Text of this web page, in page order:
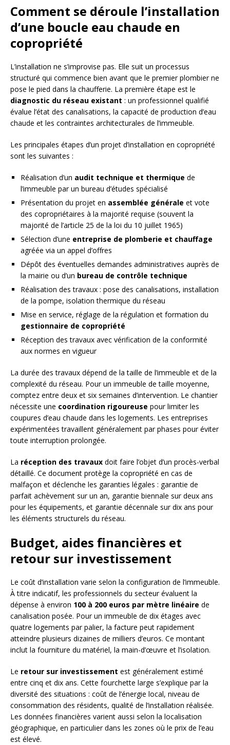
Comment se déroule l’installation
d’une boucle eau chaude en
copropriété
L’installation ne s’improvise pas. Elle suit un processus
structuré qui commence bien avant que le premier plombier ne
pose le pied dans la chaufferie. La première étape est le
diagnostic du réseau existant : un professionnel qualifié
évalue l’état des canalisations, la capacité de production d’eau
chaude et les contraintes architecturales de l’immeuble.
Les principales étapes d’un projet d’installation en copropriété
sont les suivantes :
Réalisation d’un audit technique et thermique de
l’immeuble par un bureau d’études spécialisé
Présentation du projet en assemblée générale et vote
des copropriétaires à la majorité requise (souvent la
majorité de l’article 25 de la loi du 10 juillet 1965)
Sélection d’une entreprise de plomberie et chauffage
agréée via un appel d’offres
Dépôt des éventuelles demandes administratives auprès de
la mairie ou d’un bureau de contrôle technique
Réalisation des travaux : pose des canalisations, installation
de la pompe, isolation thermique du réseau
Mise en service, réglage de la régulation et formation du
gestionnaire de copropriété
Réception des travaux avec vérification de la conformité
aux normes en vigueur
La durée des travaux dépend de la taille de l’immeuble et de la
complexité du réseau. Pour un immeuble de taille moyenne,
comptez entre deux et six semaines d’intervention. Le chantier
nécessite une coordination rigoureuse pour limiter les
coupures d’eau chaude dans les logements. Les entreprises
expérimentées travaillent généralement par phases pour éviter
toute interruption prolongée.
La réception des travaux doit faire l’objet d’un procès-verbal
détaillé. Ce document protège la copropriété en cas de
malfaçon et déclenche les garanties légales : garantie de
parfait achèvement sur un an, garantie biennale sur deux ans
pour les équipements, et garantie décennale sur dix ans pour
les éléments structurels du réseau.
Budget, aides financières et
retour sur investissement
Le coût d’installation varie selon la configuration de l’immeuble.
À titre indicatif, les professionnels du secteur évaluent la
dépense à environ 100 à 200 euros par mètre linéaire de
canalisation posée. Pour un immeuble de dix étages avec
quatre logements par palier, la facture peut rapidement
atteindre plusieurs dizaines de milliers d’euros. Ce montant
inclut la fourniture du matériel, la main-d’œuvre et l’isolation.
Le retour sur investissement est généralement estimé
entre cinq et dix ans. Cette fourchette large s’explique par la
diversité des situations : coût de l’énergie local, niveau de
consommation des résidents, qualité de l’installation réalisée.
Les données financières varient aussi selon la localisation
géographique, en particulier dans les zones où le prix de l’eau
est élevé.